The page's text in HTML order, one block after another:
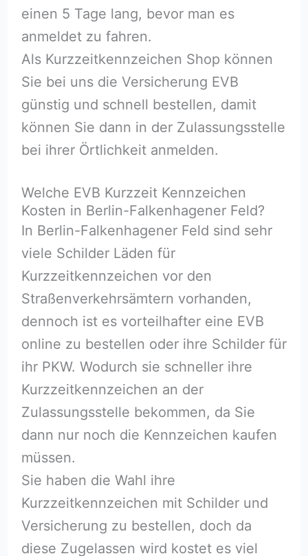
einen 5 Tage lang, bevor man es
anmeldet zu fahren.
Als Kurzzeitkennzeichen Shop können
Sie bei uns die Versicherung EVB
günstig und schnell bestellen, damit
können Sie dann in der Zulassungsstelle
bei ihrer Örtlichkeit anmelden.
Welche EVB Kurzzeit Kennzeichen
Kosten in Berlin-Falkenhagener Feld?
In Berlin-Falkenhagener Feld sind sehr
viele Schilder Läden für
Kurzzeitkennzeichen vor den
Straßenverkehrsämtern vorhanden,
dennoch ist es vorteilhafter eine EVB
online zu bestellen oder ihre Schilder für
ihr PKW. Wodurch sie schneller ihre
Kurzzeitkennzeichen an der
Zulassungsstelle bekommen, da Sie
dann nur noch die Kennzeichen kaufen
müssen.
Sie haben die Wahl ihre
Kurzzeitkennzeichen mit Schilder und
Versicherung zu bestellen, doch da
diese Zugelassen wird kostet es viel